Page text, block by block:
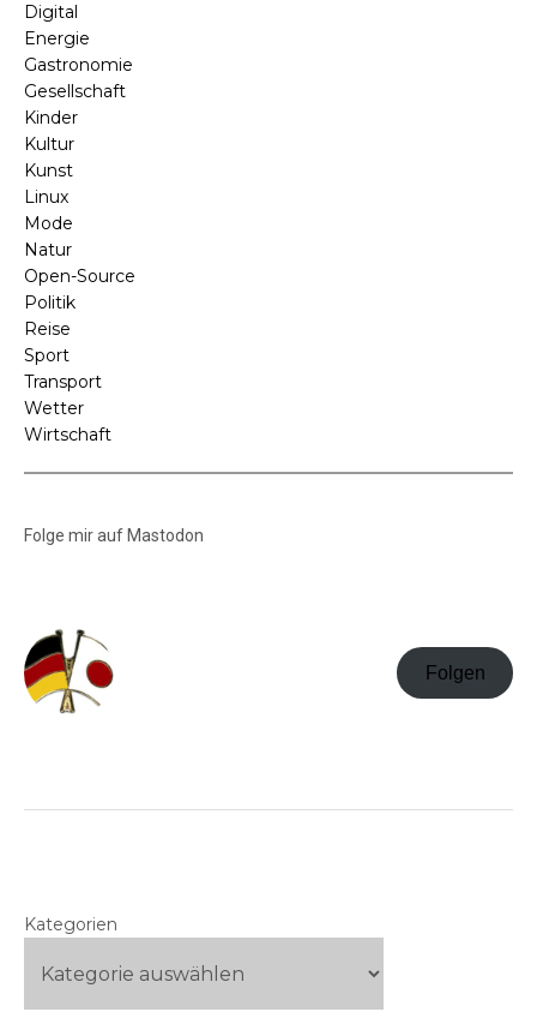
Digital
Energie
Gastronomie
Gesellschaft
Kinder
Kultur
Kunst
Linux
Mode
Natur
Open-Source
Politik
Reise
Sport
Transport
Wetter
Wirtschaft
Folge mir auf Mastodon
Folgen
Kategorien